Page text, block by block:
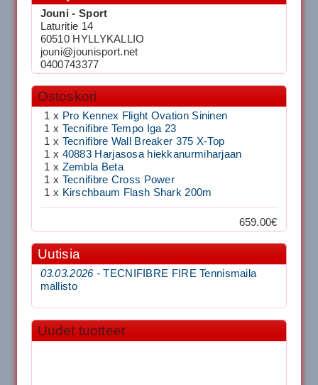
Jouni - Sport
Laturitie 14
60510 HYLLYKALLIO
jouni@jounisport.net
0400743377
Ostoskori
1 x Pro Kennex Flight Ovation Sininen
1 x Tecnifibre Tempo Iga 23
1 x Tecnifibre Wall Breaker 375 X-Top
1 x 40883 Harjasosa hiekkanurmiharjaan
1 x Zembla Beta
1 x Tecnifibre Cross Power
1 x Kirschbaum Flash Shark 200m
659.00€
Uutisia
03.03.2026 -TECNIFIBRE FIRE Tennismaila
mallisto
Uudet tuotteet